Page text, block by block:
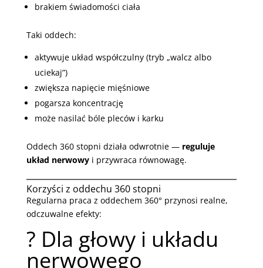
brakiem świadomości ciała
Taki oddech:
aktywuje układ współczulny (tryb „walcz albo
uciekaj”)
zwiększa napięcie mięśniowe
pogarsza koncentrację
może nasilać bóle pleców i karku
Oddech 360 stopni działa odwrotnie — reguluje
układ nerwowyi przywraca równowagę.
Korzyści z oddechu 360 stopni
Regularna praca z oddechem 360° przynosi realne,
odczuwalne efekty:
? Dla głowy i układu
nerwowego